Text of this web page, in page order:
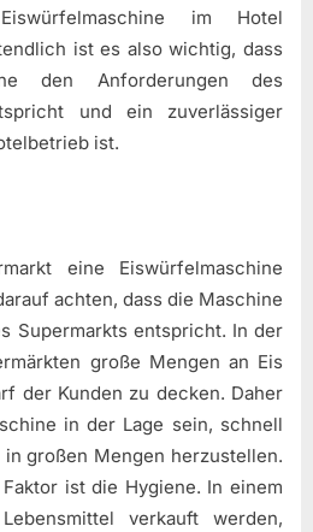
im Hotel
ist es also wichtig, dass
den Anforderungen des
und ein zuverlässiger
ist.
eine Eiswürfelmaschine
achten, dass die Maschine
Supermarkts entspricht. In der
große Mengen an Eis
der Kunden zu decken. Daher
in der Lage sein, schnell
großen Mengen herzustellen.
ist die Hygiene. In einem
verkauft werden,